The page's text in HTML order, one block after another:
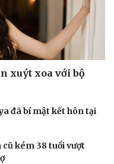
xuýt xoa với bộ
đã bí mật kết hôn tại
kém 38 tuổi vượt